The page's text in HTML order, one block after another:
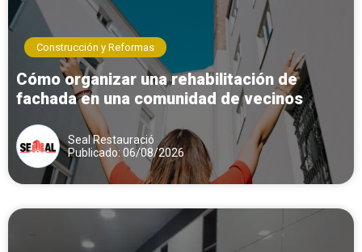
Construcción y Reformas
Cómo organizar una rehabilitación de
fachada en una comunidad de vecinos
Seal Restauració
Publicado: 06/08/2026